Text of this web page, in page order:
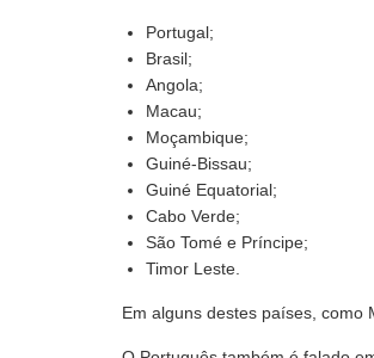
Portugal;
Brasil;
Angola;
Macau;
Moçambique;
Guiné-Bissau;
Guiné Equatorial;
Cabo Verde;
São Tomé e Príncipe;
Timor Leste.
Em alguns destes países, como